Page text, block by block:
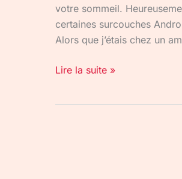
votre sommeil.
certaines surcouches
Alors que j’étais chez un
Lire la suite »